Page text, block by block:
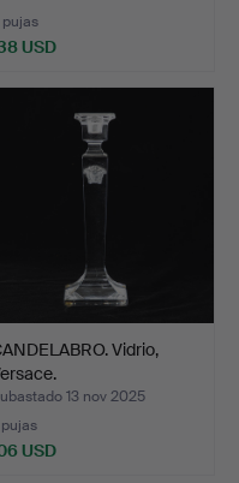
USD
Vidrio,
13 nov 2025
USD